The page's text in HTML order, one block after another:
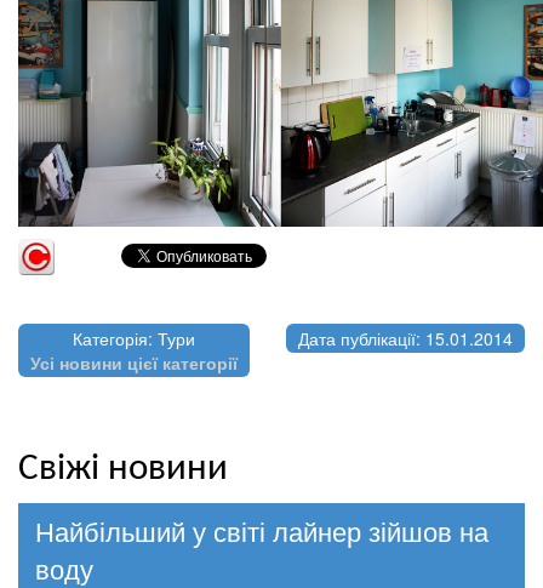
Категорія: Тури
Усі новини цієї категорії
Дата публікації: 15.01.2014
Свіжі новини
Найбільший у світі лайнер зійшов на
воду